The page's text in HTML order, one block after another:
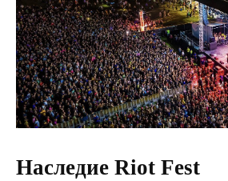
Наследие Riot Fest